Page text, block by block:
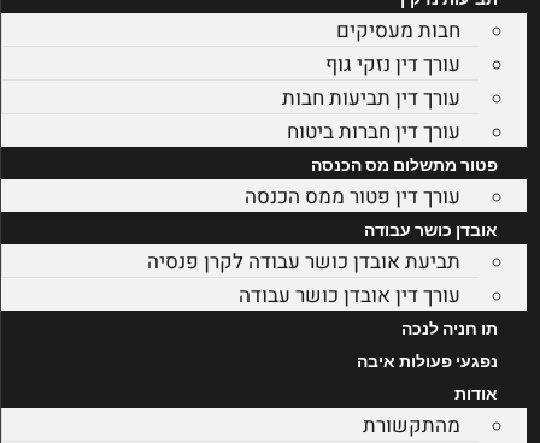
חבות מעסיקים
עורך דין נזקי גוף
עורך דין תביעות חבות
עורך דין חברות ביטוח
פטור מתשלום מס הכנסה
עורך דין פטור ממס הכנסה
אובדן כושר עבודה
תביעת אובדן כושר עבודה לקרן פנסיה
עורך דין אובדן כושר עבודה
תו חניה לנכה
נפגעי פעולות איבה
אודות
מהתקשורת